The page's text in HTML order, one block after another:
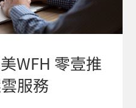
WFH 零壹推
服務